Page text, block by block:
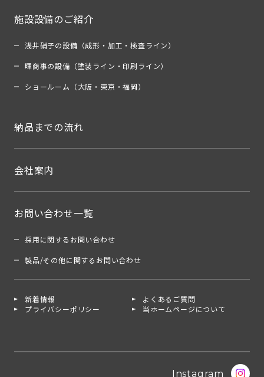
施設設備のご紹介
浅井硝子の設備（成形・加工・検査ライン）
暉商事の設備（塗装ライン・印刷ライン）
ショールーム（大阪・東京・福岡）
納品までの流れ
会社案内
お問い合わせ一覧
採用に関するお問い合わせ
製品/その他に関するお問い合わせ
新着情報
よくあるご質問
プライバシーポリシー
当ホームページについて
Instagram